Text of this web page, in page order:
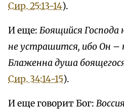
Сир. 25:13-14).
И еще: Боящийся Господа
не устрашится, ибо Он –
Блаженна душа
Сир. 34:14-15).
И еще говорит Бог: